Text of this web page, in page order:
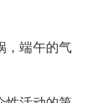
，端午的气